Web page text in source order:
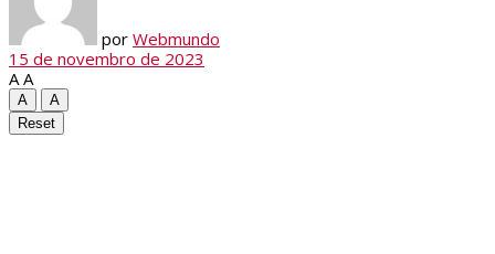
por Webmundo
15 de novembro de 2023
A A
A
A
Reset